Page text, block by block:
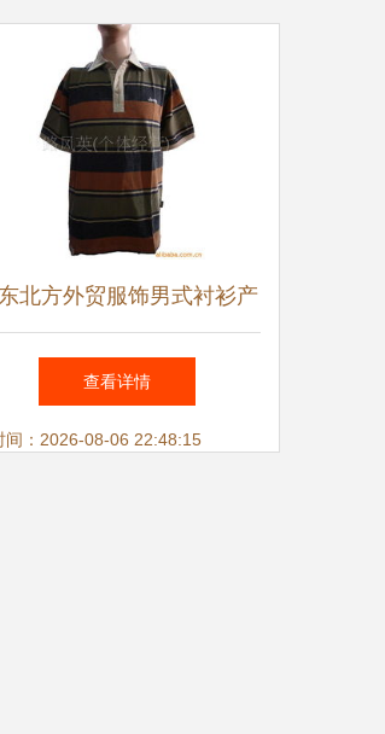
北方外贸服饰男式衬衫产
列表 精致典范，时尚魅力
流转
查看详情
间：2026-08-06 22:48:15